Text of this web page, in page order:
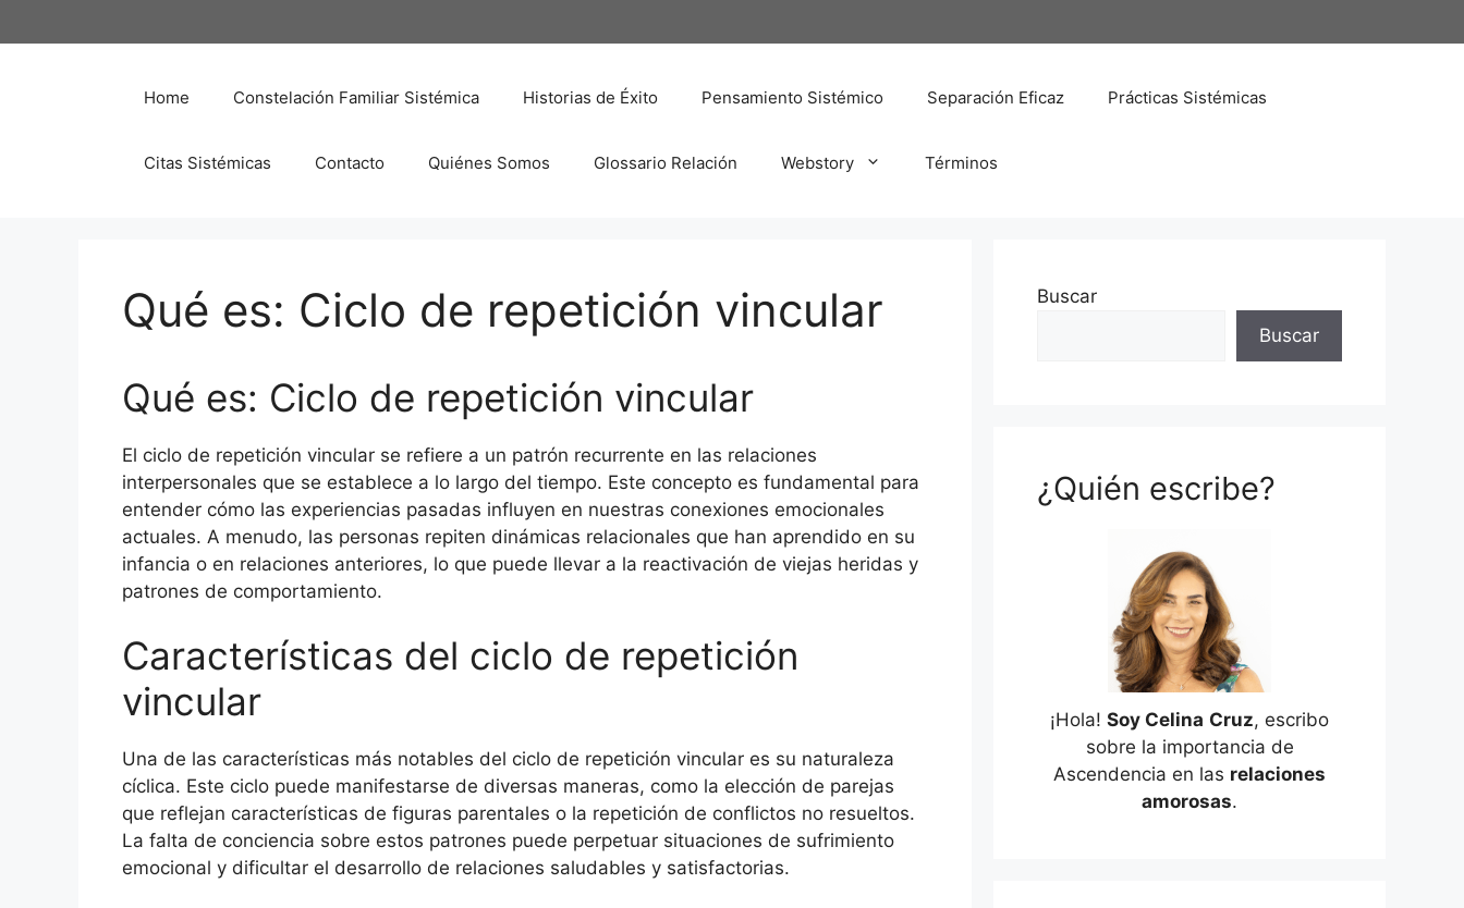
al
Home Constelación Familiar Sistémica Historias de Éxito Pensamiento Sistémico Separación Eficaz Prácticas Sistémicas
Citas Sistémicas Contacto Quiénes Somos Glossario Relación Webstory Términos
Qué es: Ciclo de repetición vincular
Qué es: Ciclo de repetición vincular
El ciclo de repetición vincular se refiere a un patrón recurrente en las relaciones
interpersonales que se establece a lo largo del tiempo. Este concepto es fundamental para
entender cómo las experiencias pasadas influyen en nuestras conexiones emocionales
actuales. A menudo, las personas repiten dinámicas relacionales que han aprendido en su
infancia o en relaciones anteriores, lo que puede llevar a la reactivación de viejas heridas y
patrones de comportamiento.
Características del ciclo de repetición
vincular
Una de las características más notables del ciclo de repetición vincular es su naturaleza
cíclica. Este ciclo puede manifestarse de diversas maneras, como la elección de parejas
que reflejan características de figuras parentales o la repetición de conflictos no resueltos.
La falta de conciencia sobre estos patrones puede perpetuar situaciones de sufrimiento
emocional y dificultar el desarrollo de relaciones saludables y satisfactorias.
Buscar
Buscar
¿Quién escribe?
¡Hola! Soy Celina Cruz, escribo
sobre la importancia de
Ascendencia en las relaciones
amorosas.